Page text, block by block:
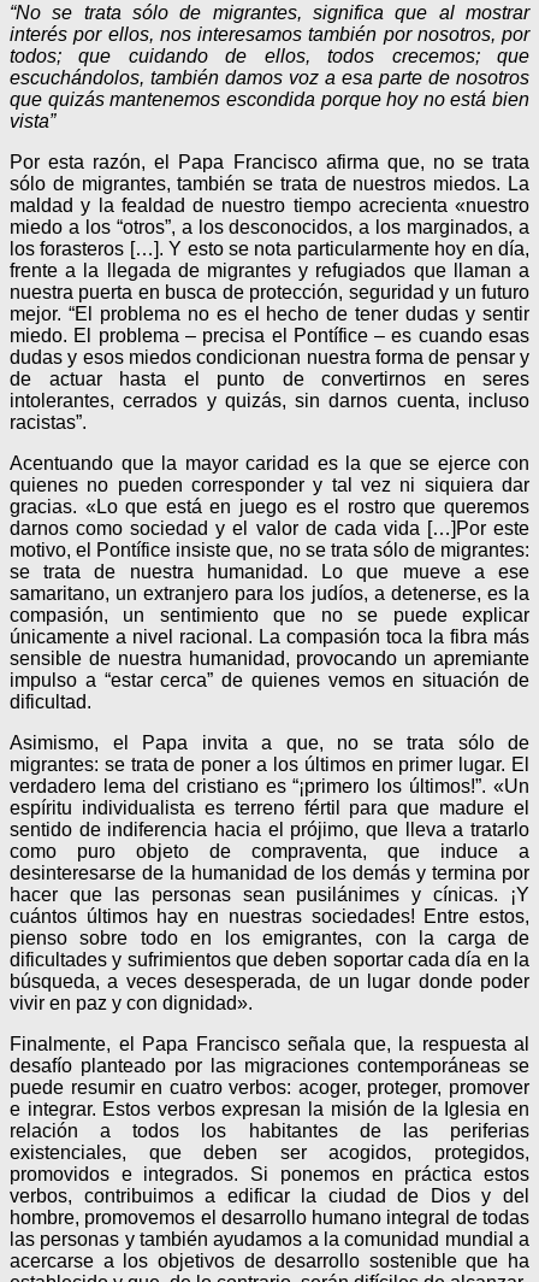
“No se trata sólo de migrantes, significa que al mostrar
interés por ellos, nos interesamos también por nosotros, por
todos; que cuidando de ellos, todos crecemos; que
escuchándolos, también damos voz a esa parte de nosotros
que quizás mantenemos escondida porque hoy no está bien
vista”
Por esta razón, el Papa Francisco afirma que, no se trata
sólo de migrantes, también se trata de nuestros miedos. La
maldad y la fealdad de nuestro tiempo acrecienta «nuestro
miedo a los “otros”, a los desconocidos, a los marginados, a
los forasteros […]. Y esto se nota particularmente hoy en día,
frente a la llegada de migrantes y refugiados que llaman a
nuestra puerta en busca de protección, seguridad y un futuro
mejor. “El problema no es el hecho de tener dudas y sentir
miedo. El problema – precisa el Pontífice – es cuando esas
dudas y esos miedos condicionan nuestra forma de pensar y
de actuar hasta el punto de convertirnos en seres
intolerantes, cerrados y quizás, sin darnos cuenta, incluso
racistas”.
Acentuando que la mayor caridad es la que se ejerce con
quienes no pueden corresponder y tal vez ni siquiera dar
gracias. «Lo que está en juego es el rostro que queremos
darnos como sociedad y el valor de cada vida […]Por este
motivo, el Pontífice insiste que, no se trata sólo de migrantes:
se trata de nuestra humanidad. Lo que mueve a ese
samaritano, un extranjero para los judíos, a detenerse, es la
compasión, un sentimiento que no se puede explicar
únicamente a nivel racional. La compasión toca la fibra más
sensible de nuestra humanidad, provocando un apremiante
impulso a “estar cerca” de quienes vemos en situación de
dificultad.
Asimismo, el Papa invita a que, no se trata sólo de
migrantes: se trata de poner a los últimos en primer lugar. El
verdadero lema del cristiano es “¡primero los últimos!”. «Un
espíritu individualista es terreno fértil para que madure el
sentido de indiferencia hacia el prójimo, que lleva a tratarlo
como puro objeto de compraventa, que induce a
desinteresarse de la humanidad de los demás y termina por
hacer que las personas sean pusilánimes y cínicas. ¡Y
cuántos últimos hay en nuestras sociedades! Entre estos,
pienso sobre todo en los emigrantes, con la carga de
dificultades y sufrimientos que deben soportar cada día en la
búsqueda, a veces desesperada, de un lugar donde poder
vivir en paz y con dignidad».
Finalmente, el Papa Francisco señala que, la respuesta al
desafío planteado por las migraciones contemporáneas se
puede resumir en cuatro verbos: acoger, proteger, promover
e integrar. Estos verbos expresan la misión de la Iglesia en
relación a todos los habitantes de las periferias
existenciales, que deben ser acogidos, protegidos,
promovidos e integrados. Si ponemos en práctica estos
verbos, contribuimos a edificar la ciudad de Dios y del
hombre, promovemos el desarrollo humano integral de todas
las personas y también ayudamos a la comunidad mundial a
acercarse a los objetivos de desarrollo sostenible que ha